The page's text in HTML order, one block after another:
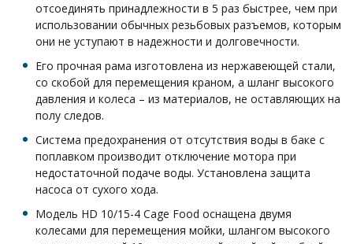
отсоединять принадлежности в 5 раз быстрее, чем при
использовании обычных резьбовых разъемов, которым
они не уступают в надежности и долговечности.
Его прочная рама изготовлена из нержавеющей стали,
со скобой для перемещения краном, а шланг высокого
давления и колеса – из материалов, не оставляющих на
полу следов.
Система предохранения от отсутствия воды в баке с
поплавком производит отключение мотора при
недостаточной подаче воды. Установлена защита
насоса от сухого хода.
Модель HD 10/15-4 Cage Food оснащена двумя
колесами для перемещения мойки, шлангом высокого